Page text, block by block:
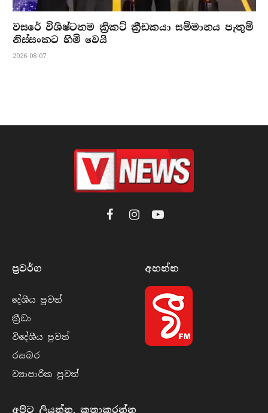
වසරේ විශිෂ්ටතම ක්‍රිකට් ක්‍රීඩකයා සම්මානය පැතුම්
නිස්සංකට හිමි වෙයි
2026-08-07
FacebookInstagramYouTube
ප්‍රවර්​ග
දේශීය පුව​ත්
ක්‍රී​ඩා
විදේශීය පුව​ත්
රසබ​ර
ව්‍යාපාරික පුව​ත්
අහන්​න
අපිට ලියන්න, කතාකරන්න